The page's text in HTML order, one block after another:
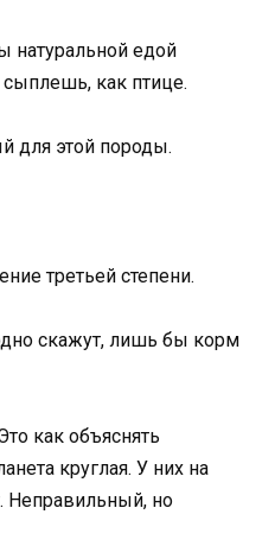
натуральной едой
как птице.
для этой породы.
третьей степени.
скажут, лишь бы корм
как объяснять
круглая. У них на
Неправильный, но